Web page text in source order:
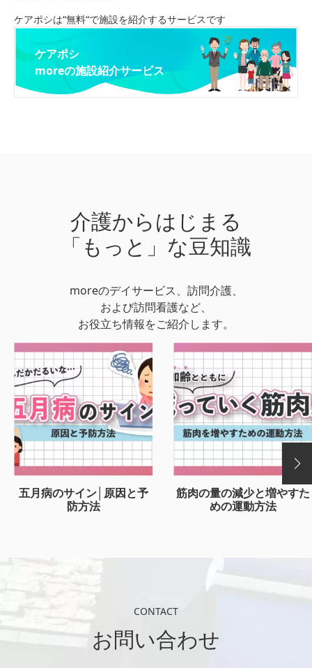
ケアポシは“無料“で施設を紹介するサービスです
ケアポシ
moreの施設紹介サービス
介護からはじまる
「もっと」な豆知識
moreのデイサービス、訪問介護、
および訪問看護など、
お役立ち情報をご紹介します。
五月病のサイン│原因と予
防方法
筋肉の量の減少と増やすた
めの運動方法
CONTACT
お問い合わせ